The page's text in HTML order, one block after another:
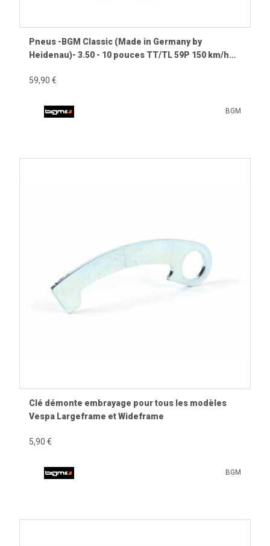
Pneus -BGM Classic (Made in Germany by
Heidenau)- 3.50 - 10 pouces TT/TL 59P 150 km/h
59,90 €
BGM
Clé démonte embrayage pour tous les modèles
Vespa Largeframe et Wideframe
5,90 €
BGM